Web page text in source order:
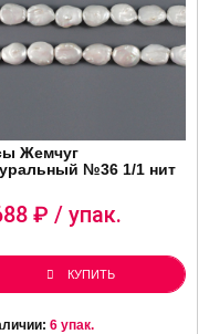
Жемчуг
№36 1/1 нит
₽ / упак.
КУПИТЬ
6 упак.